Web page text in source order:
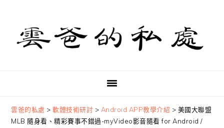
primary
navigation
content
primary
sidebar
雲爸的私處 >軟體技術研討 > Android APP教學介紹 > 美國大聯盟
MLB 隨身看、精彩賽事不錯過-myVideo影音隨看 for Android /